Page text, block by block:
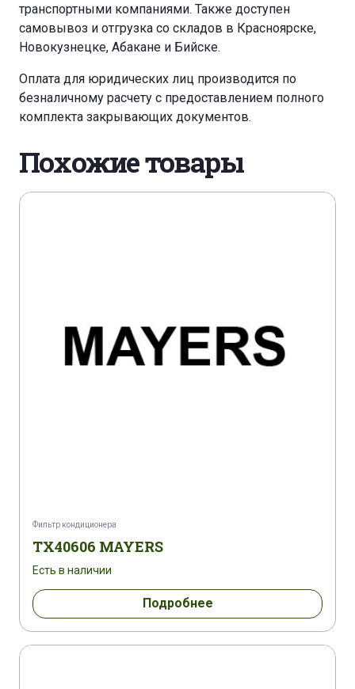
транспортными компаниями. Также доступен
самовывоз и отгрузка со складов в Красноярске,
Новокузнецке, Абакане и Бийске.
Оплата для юридических лиц производится по
безналичному расчету с предоставлением полного
комплекта закрывающих документов.
Похожие товары
Фильтр кондиционера
TX40606 MAYERS
Есть в наличии
Подробнее